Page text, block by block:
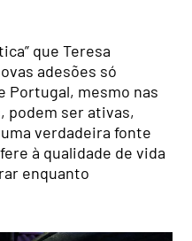
que Teresa
adesões só
Portugal, mesmo nas
podem ser ativas,
verdadeira fonte
à qualidade de vida
enquanto